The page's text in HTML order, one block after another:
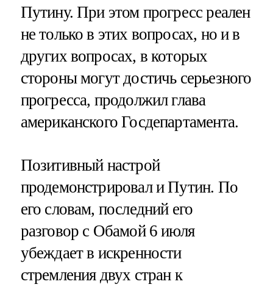
Путину. При этом прогресс реален
не только в этих вопросах, но и в
других вопросах, в которых
стороны могут достичь серьезного
прогресса, продолжил глава
американского Госдепартамента.
Позитивный настрой
продемонстрировал и Путин. По
его словам, последний его
разговор с Обамой 6 июля
убеждает в искренности
стремления двух стран к